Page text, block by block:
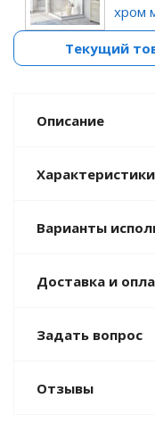
хром
Текущий
Описание
Характеристики
Варианты
Доставка и
Задать вопрос
Отзывы